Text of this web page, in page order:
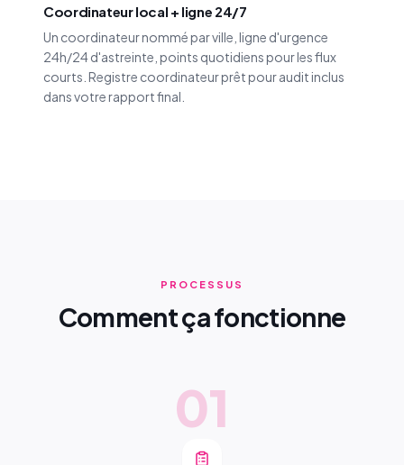
Coordinateur local + ligne 24/7
Un coordinateur nommé par ville, ligne d'urgence
24h/24 d'astreinte, points quotidiens pour les flux
courts. Registre coordinateur prêt pour audit inclus
dans votre rapport final.
PROCESSUS
Comment ça fonctionne
01